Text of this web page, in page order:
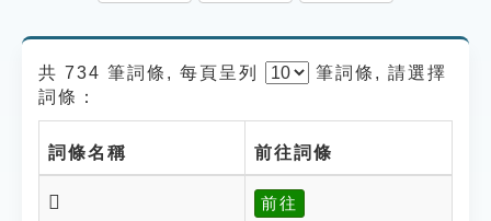
貓頭鷹博士
共 734 筆詞條, 每頁呈列 筆詞條, 請選擇
詞條：
詞條名稱 前往詞條
𥈽 前往